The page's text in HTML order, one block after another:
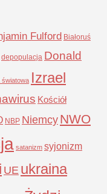
Fulford Białoruś
depopulacja Donald
światowa Izrael
Kościół
NBP NiemcyNWO
satanizm syjonizm
UE ukraina